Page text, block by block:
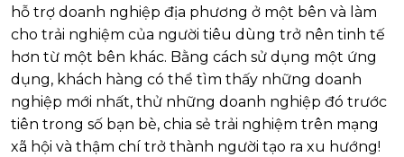
hỗ trợ doanh nghiệp địa phương ở một bên và làm
cho trải nghiệm của người tiêu dùng trở nên tinh tế
hơn từ một bên khác. Bằng cách sử dụng một ứng
dụng, khách hàng có thể tìm thấy những doanh
nghiệp mới nhất, thử những doanh nghiệp đó trước
tiên trong số bạn bè, chia sẻ trải nghiệm trên mạng
xã hội và thậm chí trở thành người tạo ra xu hướng!